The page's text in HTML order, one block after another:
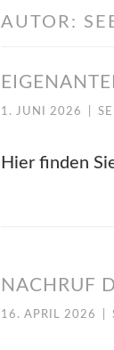
AUTOR:
1. JUNI 2026
Hier finden
NACHRUF
16. APRIL 2026